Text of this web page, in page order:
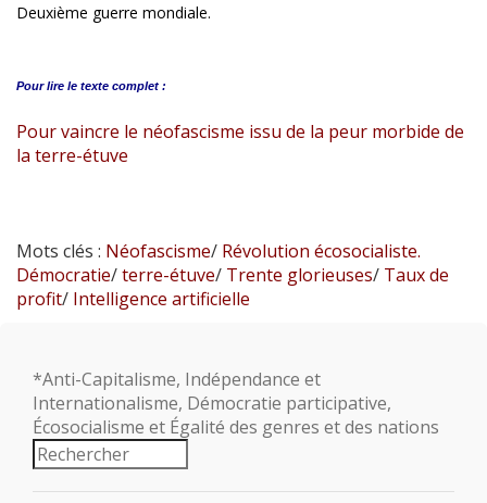
Deuxième guerre mondiale.
Pour lire le texte complet :
Pour vaincre le néofascisme issu de la peur morbide de
la terre-étuve
Mots clés : Néofascisme/ Révolution écosocialiste.
Démocratie/terre-étuve/ Trente glorieuses/ Taux de
profit/ Intelligence artificielle
*Anti-Capitalisme, Indépendance et
Internationalisme, Démocratie participative,
Écosocialisme et Égalité des genres et des nations